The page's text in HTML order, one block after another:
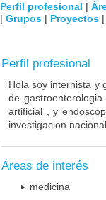
Perfil profesional |
| Grupos | Proyectos
Perfil profesional
Hola soy internista y
de
artificial , y
investigacion
Áreas de interés
medicina